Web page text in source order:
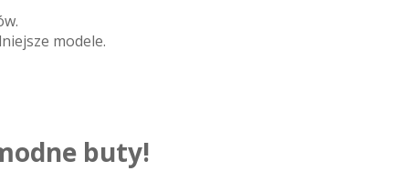
modele.
buty!